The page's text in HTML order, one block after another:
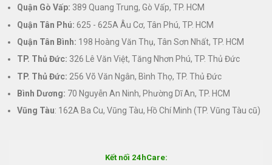
Quận Gò Vấp: 389 Quang Trung, Gò Vấp, TP. HCM
Quận Tân Phú: 625 - 625A Âu Cơ, Tân Phú, TP. HCM
Quận Tân Bình: 198 Hoàng Văn Thụ, Tân Sơn Nhất, TP. HCM
TP. Thủ Đức: 326 Lê Văn Việt, Tăng Nhơn Phú, TP. Thủ Đức
TP. Thủ Đức: 256 Võ Văn Ngân, Bình Thọ, TP. Thủ Đức
Bình Dương: 70 Nguyễn An Ninh, Phường Dĩ An, TP. HCM
Vũng Tàu: 162A Ba Cu, Vũng Tàu, Hồ Chí Minh (TP. Vũng Tàu cũ)
Kết nối 24hCare: